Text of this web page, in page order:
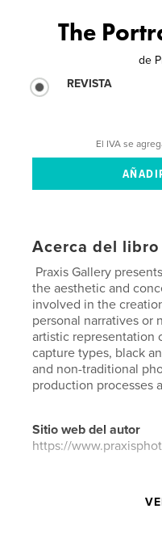
The
de
REVISTA
El IVA se
Acerca del libro
Praxis Gallery
the aesthetic and
involved in the
personal narratives or
artistic representation
capture types, black
and non-traditional
production processes
Sitio web del autor
https://
Características